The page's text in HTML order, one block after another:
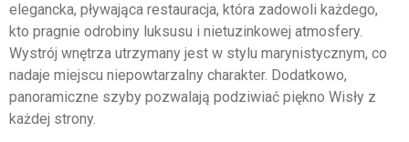
elegancka, pływająca restauracja, która zadowoli każdego,
kto pragnie odrobiny luksusu i nietuzinkowej atmosfery.
Wystrój wnętrza utrzymany jest w stylu marynistycznym, co
nadaje miejscu niepowtarzalny charakter. Dodatkowo,
panoramiczne szyby pozwalają podziwiać piękno Wisły z
każdej strony.